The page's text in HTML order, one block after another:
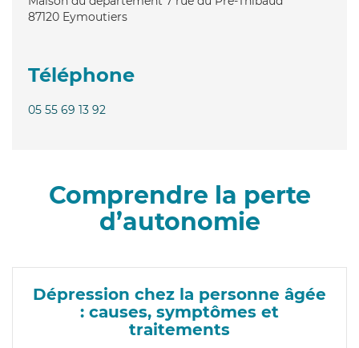
87120 Eymoutiers
Téléphone
05 55 69 13 92
Comprendre la perte
d’autonomie
Dépression chez la personne âgée
: causes, symptômes et
traitements